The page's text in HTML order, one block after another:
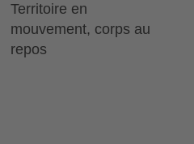
Territoire en
mouvement, corps au
repos